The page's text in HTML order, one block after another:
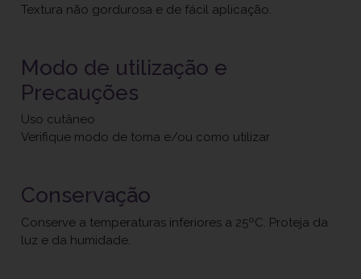
Textura não gordurosa e de fácil aplicação.
Modo de utilização e
Precauções
Uso cutâneo
Verifique modo de toma e/ou como utilizar
Conservação
Conserve a temperaturas inferiores a 25ºC. Proteja da
luz e da humidade.